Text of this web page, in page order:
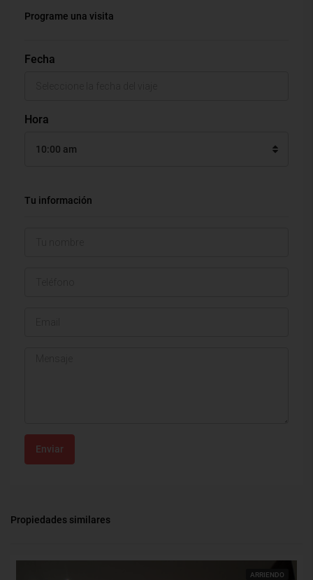
Programe una visita
Fecha
Hora
10:00 am
Tu información
Enviar
Propiedades similares
ARRIENDO